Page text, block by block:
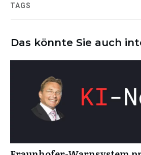
TAGS
Das könnte Sie auch